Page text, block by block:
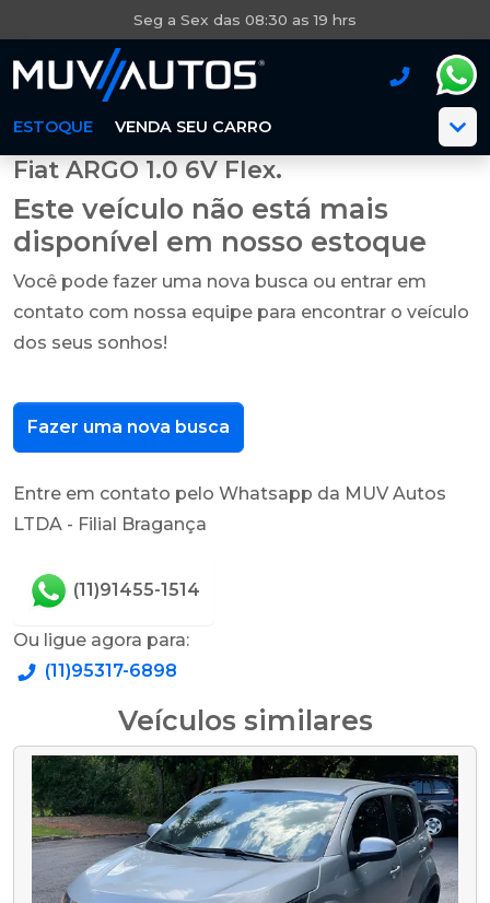
Seg a Sex das 08:30 as 19 hrs
ESTOQUE VENDA SEU CARRO
Fiat ARGO 1.0 6V Flex.
Este veículo não está mais
disponível em nosso estoque
Você pode fazer uma nova busca ou entrar em
contato com nossa equipe para encontrar o veículo
dos seus sonhos!
Fazer uma nova busca
Entre em contato pelo Whatsapp da MUV Autos
LTDA - Filial Bragança
(11)91455-1514
Ou ligue agora para:
(11)95317-6898
Veículos similares